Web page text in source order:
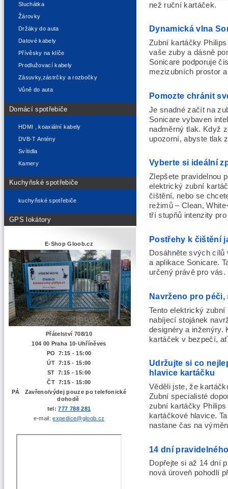
Sluchátka
Žárovky
Držáky do auta
Datové kabely
Přívěsky na klíče
Prodlužovací kabely
Zásuvky,zástrčky a rozbočky
Vůně do auta
Domácí spotřebiče
HDMI , koaxiální kabely
DVB-T Antény
Svítidla
Kamery
Kuchyňské spotřebiče
kuchyňské spotřebiče
GPS lokátory
E-Shop Gloob.cz
Přátelství 708/10
104 00 Praha 10-Uhříněves
PO 7:15 - 15:00
ÚT 7:15 - 15:00
ST 7:15 - 15:00
ČT 7:15 - 15:00
PÁ Zavřeno/výdej pouze po telefonické
dohodě
tel:777 788 281
e-mail:expedice@gloob.cz
než ruční kartáček.
Dynamická vlna
Zubní kartáčky
vaše zuby a dásně
Sonicare podporuje
mezizubních prostor
Pomozte chránit
Je snadné začít na
Sonicare vybaven
nadměrný tlak. Když
upozorní, abyste tlak
Vyberte si ideální
Zlepšete pravidelnou
elektrický zubní
čištění, nebo se
režimů – Clean,
tří stupňů intenzity
Postřehy k čištění
Dosáhněte svých
a aplikace Sonicare.
určený právě pro
Navrženo pro péči,
Tento elektrický
nabíjecí stojánek
designéry a inženýry.
kartáček v bezpečí,
Udržujte si co
hlavice kartáčku
Věděli jste, že
Zubní specialisté
zubní kartáčky
kartáčkové hlavice.
nastane čas na
14 dní
Dopřejte si až 14 dní
nová úroveň pohodlí